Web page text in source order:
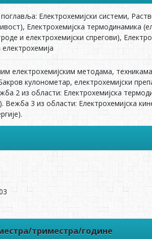
Електрохемиjски системи,
Електрохемиjска термодинамика
и електрохемијски спрегови),
електрохемиjским методама,
кулонометар, електрохемијски
2 из области: Електрохемијска
3 из области: Електрохемијска
триместра/године